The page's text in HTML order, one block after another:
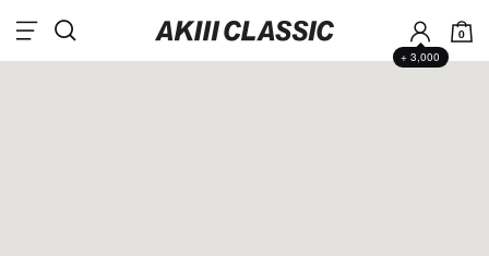
+ 3,000
0